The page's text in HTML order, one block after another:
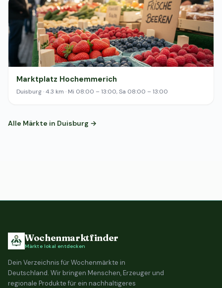
Marktplatz Hochemmerich
Duisburg · 4.3 km · Mi 08:00 – 13:00, Sa 08:00 – 13:00
Alle Märkte in Duisburg →
Wochenmarktfinder
Märkte lokal entdecken
Dein Verzeichnis für Wochenmärkte in
Deutschland. Wir bringen Menschen, Erzeuger und
regionale Produkte für ein nachhaltigeres